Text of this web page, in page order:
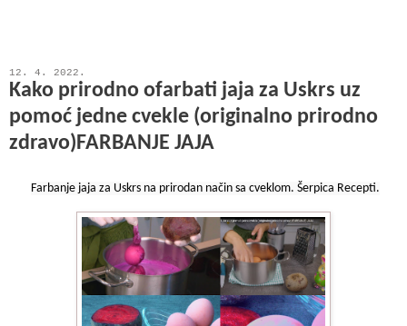
12. 4. 2022.
Kako prirodno ofarbati jaja za Uskrs uz
pomoć jedne cvekle (originalno prirodno
zdravo)FARBANJE JAJA
Farbanje jaja za Uskrs na prirodan način sa cveklom. Šerpica Recepti.